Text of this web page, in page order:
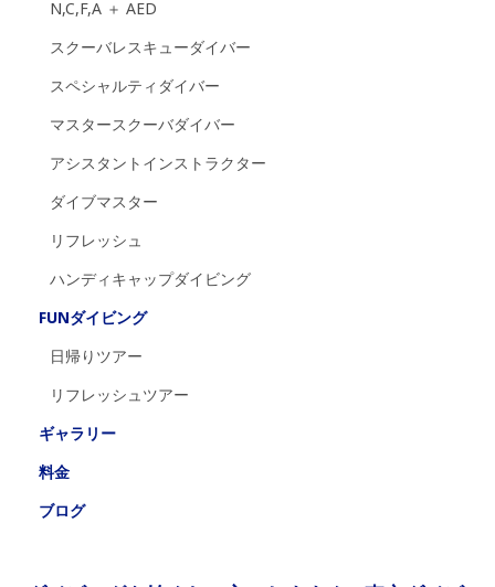
N,C,F,A ＋ AED
スクーバレスキューダイバー
スペシャルティダイバー
マスタースクーバダイバー
アシスタントインストラクター
ダイブマスター
リフレッシュ
ハンディキャップダイビング
FUNダイビング
日帰りツアー
リフレッシュツアー
ギャラリー
料金
ブログ